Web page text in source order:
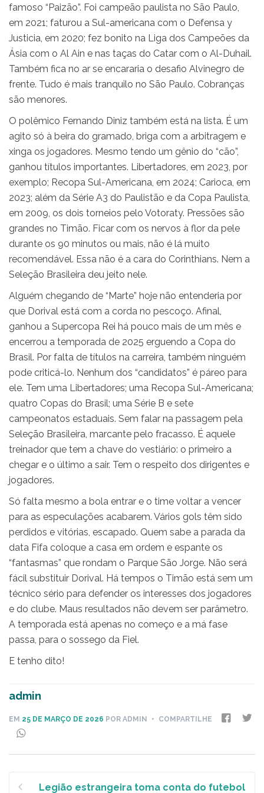
famoso “Paizão”. Foi campeão paulista no São Paulo,
em 2021; faturou a Sul-americana com o Defensa y
Justicia, em 2020; fez bonito na Liga dos Campeões da
Ásia com o Al Ain e nas taças do Catar com o Al-Duhail.
Também fica no ar se encararia o desafio Alvinegro de
frente. Tudo é mais tranquilo no São Paulo. Cobranças
são menores.
O polêmico Fernando Diniz também está na lista. É um
agito só à beira do gramado, briga com a arbitragem e
xinga os jogadores. Mesmo tendo um gênio do “cão”,
ganhou títulos importantes. Libertadores, em 2023, por
exemplo; Recopa Sul-Americana, em 2024; Carioca, em
2023; além da Série A3 do Paulistão e da Copa Paulista,
em 2009, os dois torneios pelo Votoraty. Pressões são
grandes no Timão. Ficar com os nervos à flor da pele
durante os 90 minutos ou mais, não é lá muito
recomendável. Essa não é a cara do Corinthians. Nem a
Seleção Brasileira deu jeito nele.
Alguém chegando de “Marte” hoje não entenderia por
que Dorival está com a corda no pescoço. Afinal,
ganhou a Supercopa Rei há pouco mais de um mês e
encerrou a temporada de 2025 erguendo a Copa do
Brasil. Por falta de títulos na carreira, também ninguém
pode criticá-lo. Nenhum dos “candidatos” é páreo para
ele. Tem uma Libertadores; uma Recopa Sul-Americana;
quatro Copas do Brasil; uma Série B e sete
campeonatos estaduais. Sem falar na passagem pela
Seleção Brasileira, marcante pelo fracasso. É aquele
treinador que tem a chave do vestiário: o primeiro a
chegar e o último a sair. Tem o respeito dos dirigentes e
jogadores.
Só falta mesmo a bola entrar e o time voltar a vencer
para as especulações acabarem. Vários gols têm sido
perdidos e vitórias, escapado. Quem sabe a parada da
data Fifa coloque a casa em ordem e espante os
“fantasmas” que rondam o Parque São Jorge. Não será
fácil substituir Dorival. Há tempos o Timão está sem um
técnico sério para defender os interesses dos jogadores
e do clube. Maus resultados não devem ser parâmetro.
A temporada está apenas no começo e a má fase
passa, para o sossego da Fiel.
E tenho dito!
admin
EM 25 DE MARÇO DE 2026 POR ADMIN • COMPARTILHE
de
Legião estrangeira toma conta do futebol